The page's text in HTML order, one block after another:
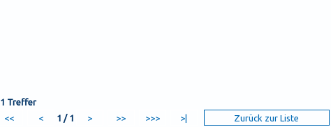
1 Treffer
1 / 1